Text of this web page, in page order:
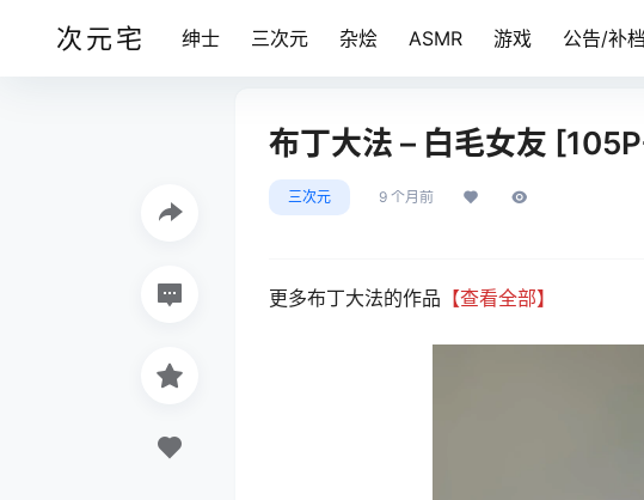
次元宅 绅士 三次元 杂烩 ASMR 游戏 公告/补档
布丁大法 – 白毛女友
三次元 9 个月前
更多布丁大法的作品 【查看全部】